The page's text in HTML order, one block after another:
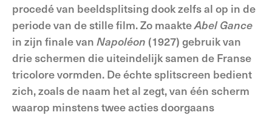
procedé van beeldsplitsing dook zelfs al op in de
periode van de stille film. Zo maakteAbel Gance
in zijn finale van Napoléon (1927) gebruik van
drie schermen die uiteindelijk samen de Franse
tricolorevormden. De échte splitscreen bedient
zich, zoals de naam het al zegt, van één scherm
waarop minstens twee acties doorgaans